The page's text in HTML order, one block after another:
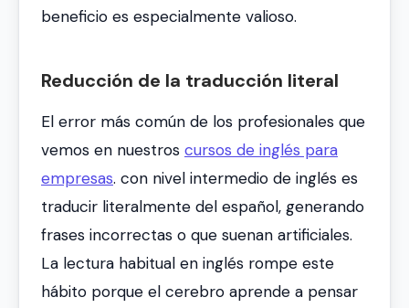
beneficio es especialmente valioso.
Reducción de la traducción literal
El error más común de los profesionales que
vemos en nuestros cursos de inglés para
empresas. con nivel intermedio de inglés es
traducir literalmente del español, generando
frases incorrectas o que suenan artificiales.
La lectura habitual en inglés rompe este
hábito porque el cerebro aprende a pensar